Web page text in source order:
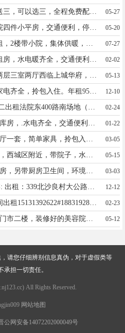
厂里直销洗衣液，买一送三，可以选三，全程免费配送经济实惠，好用不贵，家家都能用的上联系电话13021857836同微信 05-27
出租：天河城对过一全院四件小平房，交通便利，停车方便，价格低，水电齐全，有洗衣机有独立卫生间。联系电话：15097985030 05-20
07-27
02-02
05-13
出租教师新村三居室，家电齐全，拎包入住。年租950015532920707 12-10
02-24
01-22
03-05
05-15
03-03
12-12
状元路一小附近门市一间出租15131392622#18831928104 02-23
05-12
请您仔细辨别信息真伪，对于虚假类等
担一切责任。
All Rights Reserved.
网站地图
公网安备14072202000049号